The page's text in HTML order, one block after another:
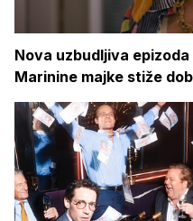
Nova uzbudljiva
Marinine majke stiže